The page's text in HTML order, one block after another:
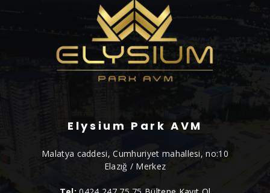
Elysium Park AVM
Malatya caddesi, Cumhuriyet mahallesi, no:10
Elazığ / Merkez